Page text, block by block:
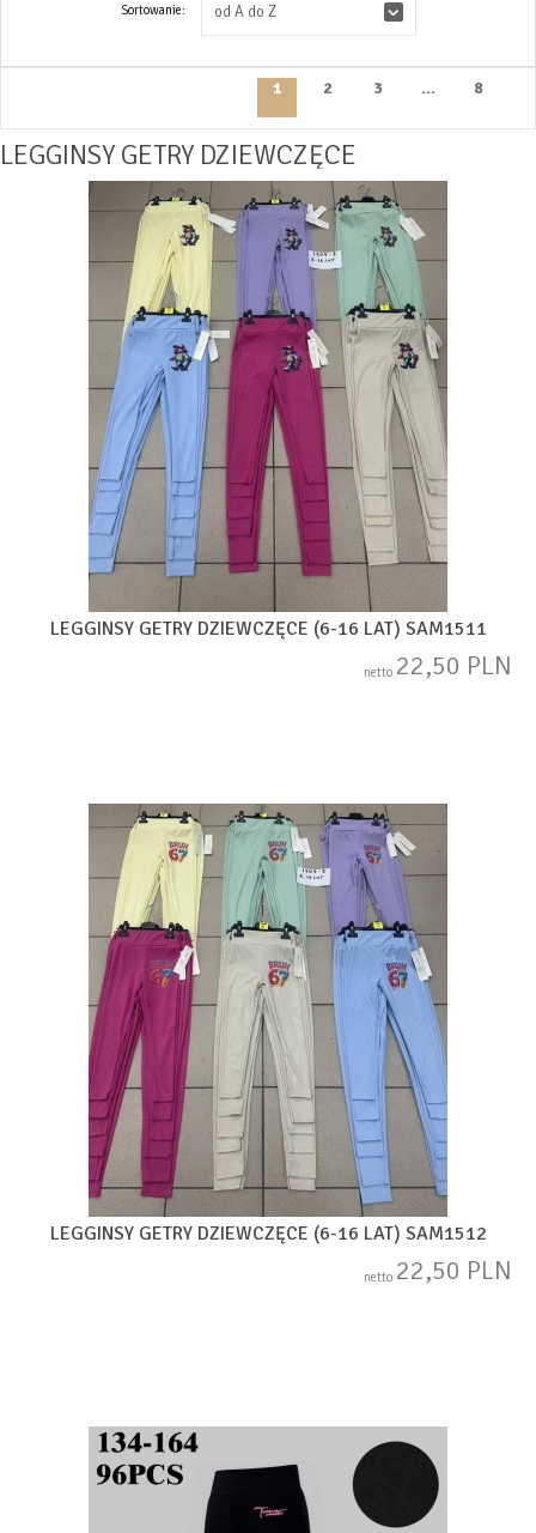
Sortowanie: od A do Z
1 2 3 ... 8
LEGGINSY GETRY DZIEWCZĘCE
LEGGINSY GETRY DZIEWCZĘCE (6-16 LAT) SAM1511
netto 22,50 PLN
LEGGINSY GETRY DZIEWCZĘCE (6-16 LAT) SAM1512
netto 22,50 PLN